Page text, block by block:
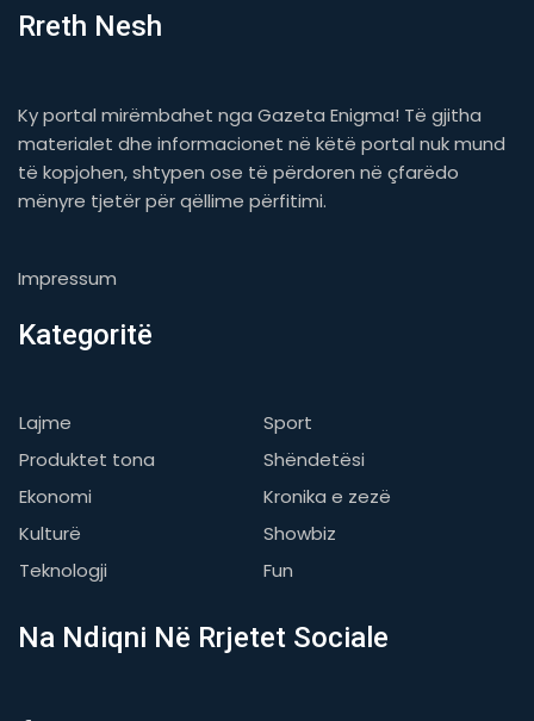
Rreth Nesh
Ky portal mirëmbahet nga Gazeta Enigma! Të gjitha
materialet dhe informacionet në këtë portal nuk mund
të kopjohen, shtypen ose të përdoren në çfarëdo
mënyre tjetër për qëllime përfitimi.
Impressum
Kategoritë
Lajme
Sport
Produktet tona
Shëndetësi
Ekonomi
Kronika e zezë
Kulturë
Showbiz
Teknologji
Fun
Na Ndiqni Në Rrjetet Sociale